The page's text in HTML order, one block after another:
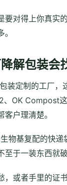
对得上你真实
解包装会
装定制的工厂，
OK Compost
户理清楚。
物基复配的快
于一装东西就
，或者手里的证